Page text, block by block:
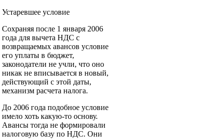
Устаревшее условие
Сохраняя после 1 января 2006
года для вычета НДС с
возвращаемых авансов условие
его уплаты в бюджет,
законодатели не учли, что оно
никак не вписывается в новый,
действующий с этой даты,
механизм расчета налога.
До 2006 года подобное условие
имело хоть какую-то основу.
Авансы тогда не формировали
налоговую базу по НДС. Они